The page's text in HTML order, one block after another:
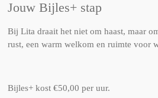
Jouw Bijles+ stap
Bij Lita draait het niet om haast, maar
rust, een warm welkom en ruimte voor
Bijles+ kost €50,00 per uur.